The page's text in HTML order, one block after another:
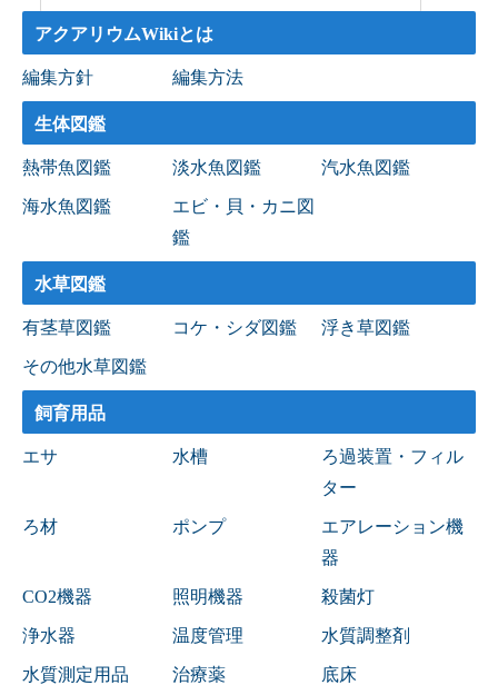
アクアリウムWikiとは
編集方針 編集方法
生体図鑑
熱帯魚図鑑 淡水魚図鑑 汽水魚図鑑
海水魚図鑑
エビ・貝・カニ図
鑑
水草図鑑
有茎草図鑑 コケ・シダ図鑑 浮き草図鑑
その他水草図鑑
飼育用品
エサ 水槽
ろ過装置・フィル
ター
ろ材 ポンプ
エアレーション機
器
CO2機器 照明機器 殺菌灯
浄水器 温度管理 水質調整剤
水質測定用品 治療薬 底床